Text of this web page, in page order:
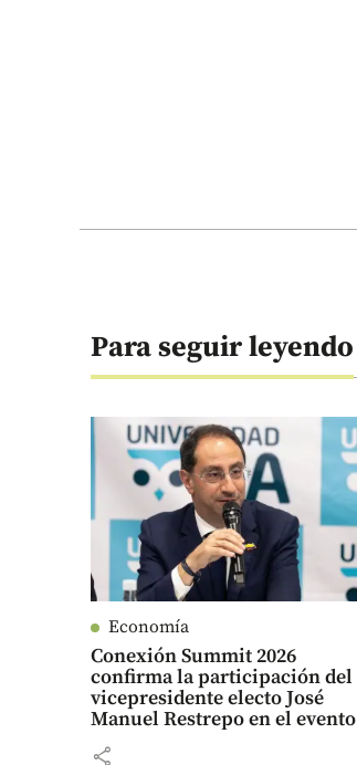
Para seguir leyendo
Economía
Conexión Summit 2026
confirma la participación del
vicepresidente electo José
Manuel Restrepo en el evento
share